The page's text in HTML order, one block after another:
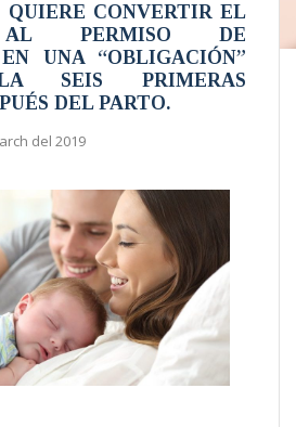
QUIERE CONVERTIR EL
AL PERMISO DE
UNA “OBLIGACIÓN”
SEIS PRIMERAS
DEL PARTO.
del 2019